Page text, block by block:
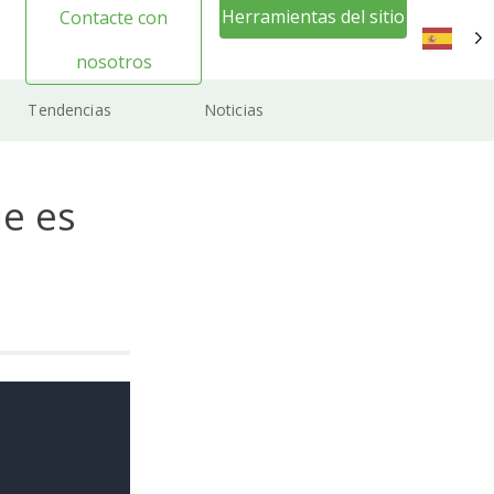
Contacte con
nosotros
Herramientas del sitio
Tendencias Noticias
es